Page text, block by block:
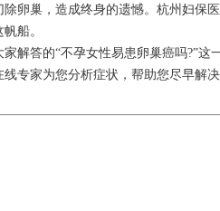
卵巢，造成终身的遗憾。杭州妇保
船。
答的“不孕女性易患卵巢癌吗?”这
专家为您分析症状，帮助您尽早解